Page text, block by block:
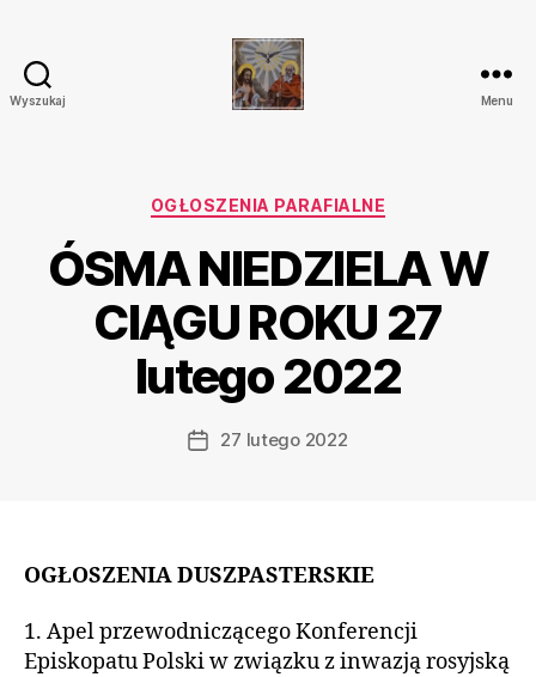
Wyszukaj
Trójcy
w
Ostrówku
Menu
Kategorie
OGŁOSZENIA PARAFIALNE
ÓSMA NIEDZIELA W
CIĄGU ROKU 27
lutego 2022
Data27 lutego 2022
OGŁOSZENIA DUSZPASTERSKIE
1. Apel przewodniczącego Konferencji
Episkopatu Polski w związku z inwazją rosyjską